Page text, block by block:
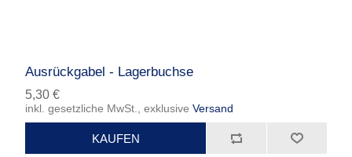
Ausrückgabel - Lagerbuchse
5,30 €
inkl. gesetzliche MwSt., exklusiveVersand